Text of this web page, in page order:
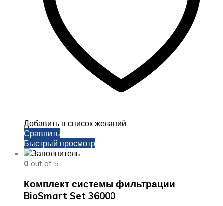
Добавить в список желаний
Сравнить
Быстрый просмотр
0 out of 5
Комплект системы фильтрации
BioSmart Set 36000